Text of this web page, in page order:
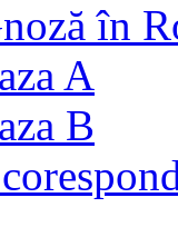
în
A
B